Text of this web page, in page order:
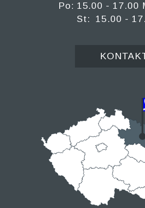
Po: 15.00 - 17.00
St: 15.00 -